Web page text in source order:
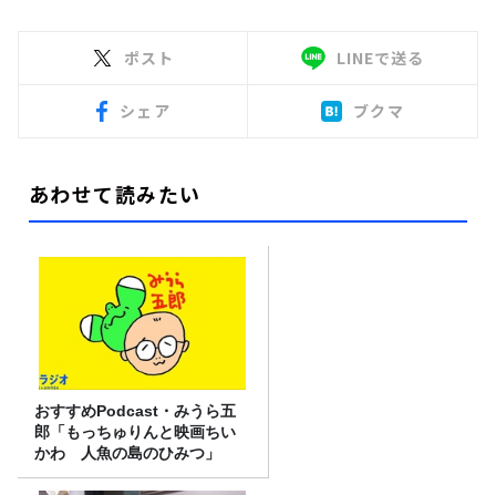
ポスト LINEで送る
シェア ブクマ
あわせて読みたい
おすすめPodcast・みうら五
郎「もっちゅりんと映画ちい
かわ 人魚の島のひみつ」